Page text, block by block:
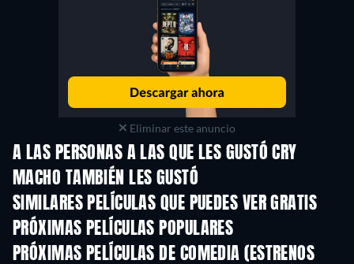
Eliminar este anuncio
A LAS PERSONAS A LAS QUE LES GUSTÓ CRY
MACHO TAMBIÉN LES GUSTÓ
SIMILARES PELÍCULAS QUE PUEDES VER GRATIS
PRÓXIMAS PELÍCULAS POPULARES
PRÓXIMAS PELÍCULAS DE COMEDIA (ESTRENOS